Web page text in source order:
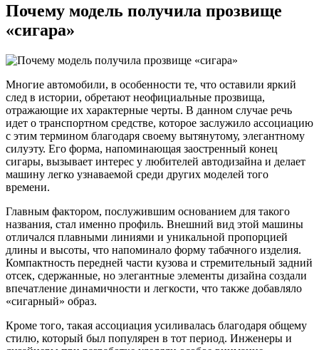
Почему модель получила прозвище
«сигара»
Многие автомобили, в особенности те, что оставили яркий
след в истории, обретают неофициальные прозвища,
отражающие их характерные черты. В данном случае речь
идет о транспортном средстве, которое заслужило ассоциацию
с этим термином благодаря своему вытянутому, элегантному
силуэту. Его форма, напоминающая заостренный конец
сигары, вызывает интерес у любителей автодизайна и делает
машину легко узнаваемой среди других моделей того
времени.
Главным фактором, послужившим основанием для такого
названия, стал именно профиль. Внешний вид этой машины
отличался плавными линиями и уникальной пропорцией
длины и высоты, что напоминало форму табачного изделия.
Компактность передней части кузова и стремительный задний
отсек, сдержанные, но элегантные элементы дизайна создали
впечатление динамичности и легкости, что также добавляло
«сигарный» образ.
Кроме того, такая ассоциация усиливалась благодаря общему
стилю, который был популярен в тот период. Инженеры и